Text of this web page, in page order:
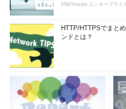
も名義尺度と同じように、安易に計
ならば、順序尺度には「
どういうことかと言いますと、例え
「2-1=1」「1-0=1」という2つの引き
れたとします。このとき、左側の1は
度の差を表す1だと解釈できます。一
「嫌い」の好感度の差を表す1だと解
の1は同じものだと言い切ることは
PR(ITmedia エンタープライ
HTTP/HTTPSでまと
ンドとは？